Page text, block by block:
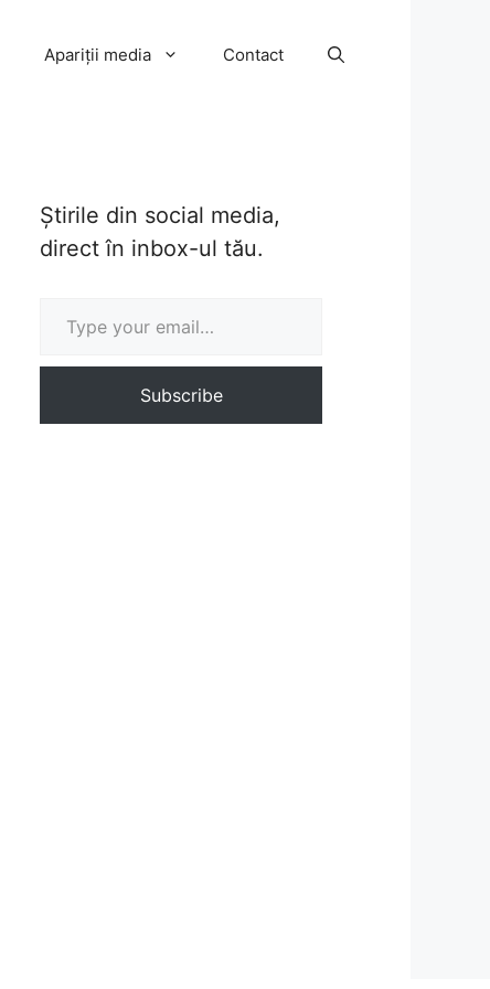
Apariții media Contact
Știrile din social media,
direct în inbox-ul tău.
Subscribe